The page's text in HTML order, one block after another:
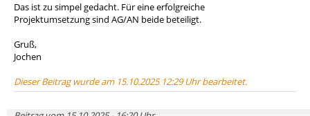
Das ist zu simpel gedacht. Für eine erfolgreiche
Projektumsetzung sind AG/AN beide beteiligt.
Gruß,
Jochen
Dieser Beitrag wurde am 15.10.2025 12:29 Uhr bearbeitet.